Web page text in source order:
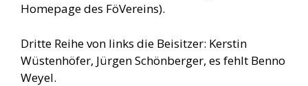
Homepage des FöVereins).
Dritte Reihe von links die Beisitzer: Kerstin
Wüstenhöfer, Jürgen Schönberger, es fehlt Benno
Weyel.